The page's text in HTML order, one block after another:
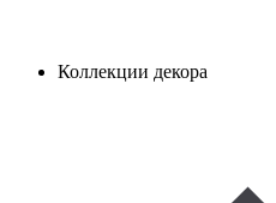
Коллекции декора